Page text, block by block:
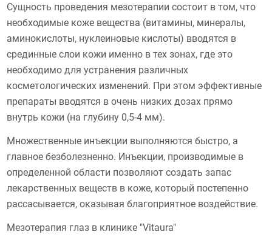
Сущность проведения мезотерапии состоит в том, что
необходимые коже вещества (витамины, минералы,
аминокислоты, нуклеиновые кислоты) вводятся в
срединные слои кожи именно в тех зонах, где это
необходимо для устранения различных
косметологических изменений. При этом эффективные
препараты вводятся в очень низких дозах прямо
внутрь кожи (на глубину 0,5-4 мм).
Множественные инъекции выполняются быстро, а
главное безболезненно. Инъекции, производимые в
определенной области позволяют создать запас
лекарственных веществ в коже, который постепенно
рассасывается, оказывая благоприятное воздействие.
Мезотерапия глаз в клинике "Vitaura"